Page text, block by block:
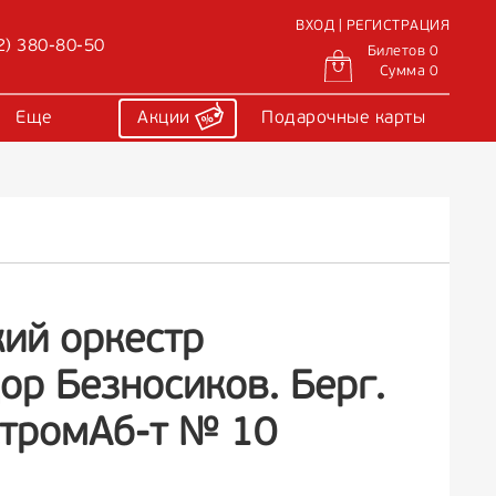
380-80-50
ВХОД | РЕГИСТРАЦИЯ
Билетов 0
Сумма 0
Еще Акции Подарочные карты
оркестр
Безносиков. Берг.
т № 10